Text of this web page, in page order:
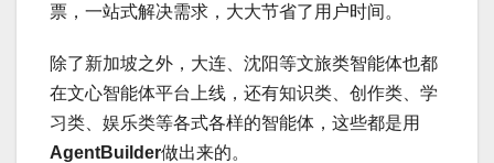
票，一站式解决需求，大大节省了用户时间。
除了新加坡之外，大连、沈阳等文旅类智能体也都
在文心智能体平台上线，还有知识类、创作类、学
习类、娱乐类等各式各样的智能体，这些都是用
AgentBuilder做出来的。